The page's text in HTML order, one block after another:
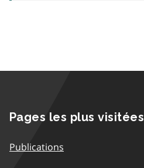
Pages les plus visitées
Publications